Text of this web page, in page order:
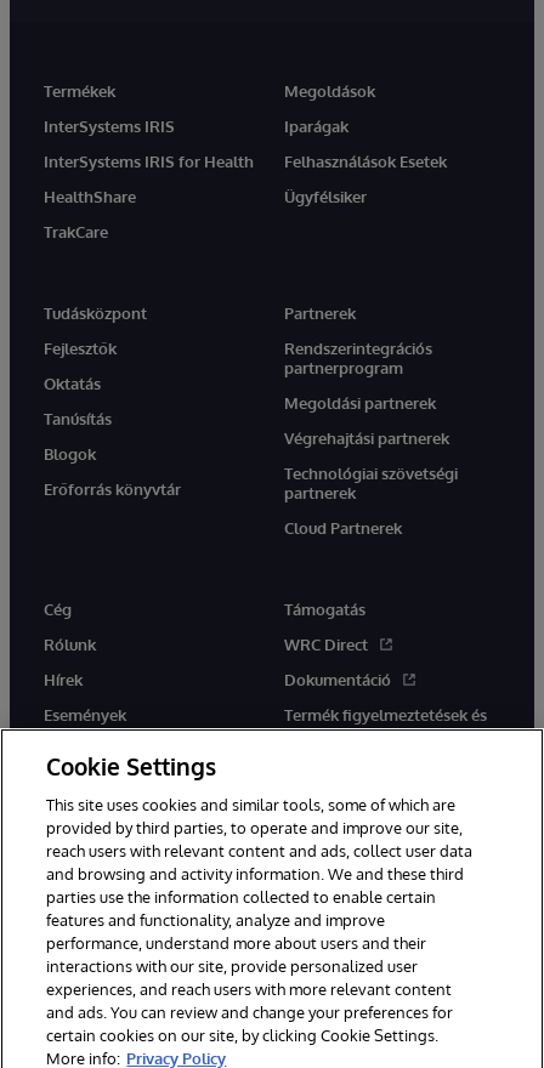
Termékek
InterSystems IRIS
InterSystems IRIS for Health
HealthShare
TrakCare
Megoldások
Iparágak
Felhasználások Esetek
Ügyfélsiker
Tudásközpont
Fejlesztők
Oktatás
Tanúsítás
Blogok
Erőforrás könyvtár
Partnerek
Rendszerintegrációs
partnerprogram
Megoldási partnerek
Végrehajtási partnerek
Technológiai szövetségi
partnerek
Cloud Partnerek
Cég
Rólunk
Hírek
Események
Támogatás
WRC Direct
Dokumentáció
Termék figyelmeztetések és
tanácsok
Ez a weboldal gépi fordítást használ. Bármilyen fordítási konfliktus
esetén az oldal angol nyelvű változata élvez elsőbbséget.
© 1996-2026 InterSystems Corporation, Boston, MA. Minden jog
fenntartva.
Értesítések/Feltételek és feltételek
Adatvédelmi nyilatkozat
Garancia
Hozzáférhetőség
Cookie Settings
This site uses cookies and similar tools, some of which are
provided by third parties, to operate and improve our site,
reach users with relevant content and ads, collect user data
and browsing and activity information. We and these third
parties use the information collected to enable certain
features and functionality, analyze and improve
performance, understand more about users and their
interactions with our site, provide personalized user
experiences, and reach users with more relevant content
and ads. You can review and change your preferences for
certain cookies on our site, by clicking Cookie Settings.
More info: Privacy Policy